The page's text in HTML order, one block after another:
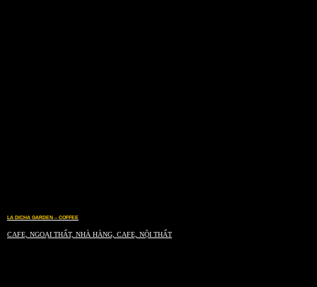
LA DICHA GARDEN – COFFEE
CAFE, NGOẠI THẤT, NHÀ HÀNG, CAFE, NỘI THẤT